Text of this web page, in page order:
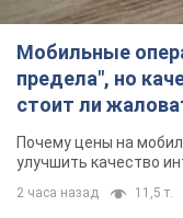
Мобильные
предела", но
стоит ли
Почему цены на
улучшить качество
2 часа назад 11,5 т.